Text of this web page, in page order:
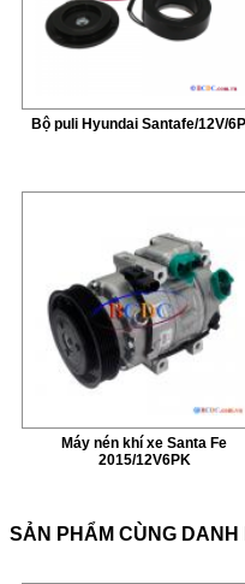
Bộ puli Hyundai Santafe/12V/
Máy nén khí xe Santa Fe
2015/12V6PK
SẢN PHẨM CÙNG